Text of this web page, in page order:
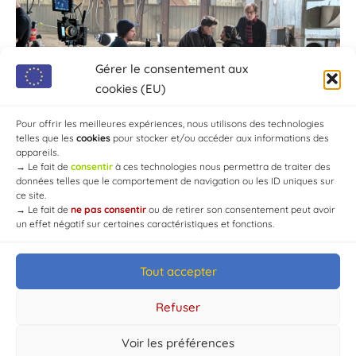
Gérer le consentement aux
cookies (EU)
Pour offrir les meilleures expériences, nous utilisons des technologies
telles que les cookies pour stocker et/ou accéder aux informations des
appareils.
→ Le fait de consentir à ces technologies nous permettra de traiter des
données telles que le comportement de navigation ou les ID uniques sur
ce site.
→ Le fait de ne pas consentir ou de retirer son consentement peut avoir
un effet négatif sur certaines caractéristiques et fonctions.
Tout accepter
Refuser
Voir les préférences
© Mairie de Chaource [2004-2024] | Tous droits réservés.
Developed byWEB3-DESIGN